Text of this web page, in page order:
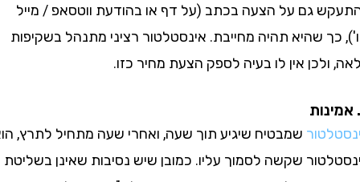
גם על הצעה בכתב (על דף או בהודעת ווטסאפ / מייל
שהיא תהיה מחייבת. אינסטלטור רציני מתנהל בשקיפות
אין לו בעיה לספק הצעת מחיר כזו.
שמבטיח שיגיע תוך שעה, ואחרי שעה מתחיל לתרץ, הוא
שקשה לסמוך עליו. כמובן שיש נסיבות שאינן בשליטת